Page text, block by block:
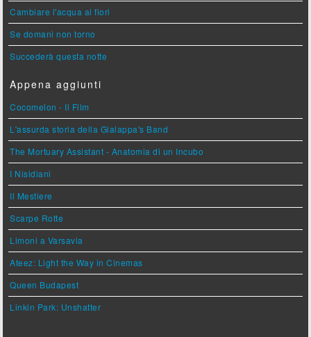
Cambiare l'acqua ai fiori
Se domani non torno
Succederà questa notte
Appena aggiunti
Cocomelon - Il Film
L'assurda storia della Gialappa's Band
The Mortuary Assistant - Anatomia di un Incubo
I Nisidiani
Il Mestiere
Scarpe Rotte
Limoni a Varsavia
Ateez: Light the Way in Cinemas
Queen Budapest
Linkin Park: Unshatter